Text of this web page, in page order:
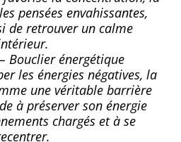
pensées envahissantes,
de retrouver un calme
Bouclier énergétique
les énergies négatives, la
une véritable barrière
à préserver son énergie
chargés et à se